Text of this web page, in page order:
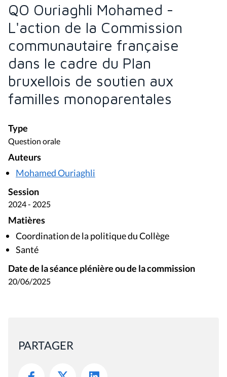
QO Ouriaghli Mohamed -
L'action de la Commission
communautaire française
dans le cadre du Plan
bruxellois de soutien aux
familles monoparentales
Type
Question orale
Auteurs
Mohamed Ouriaghli
Session
2024 - 2025
Matières
Coordination de la politique du Collège
Santé
Date de la séance plénière ou de la commission
20/06/2025
PARTAGER